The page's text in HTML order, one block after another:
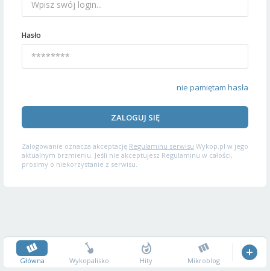
Hasło
nie pamiętam hasła
ZALOGUJ SIĘ
Zalogowanie oznacza akceptację Regulaminu serwisu Wykop.pl w jego
aktualnym brzmieniu. Jeśli nie akceptujesz Regulaminu w całości,
prosimy o niekorzystanie z serwisu.
Główna Wykopalisko Hity Mikroblog